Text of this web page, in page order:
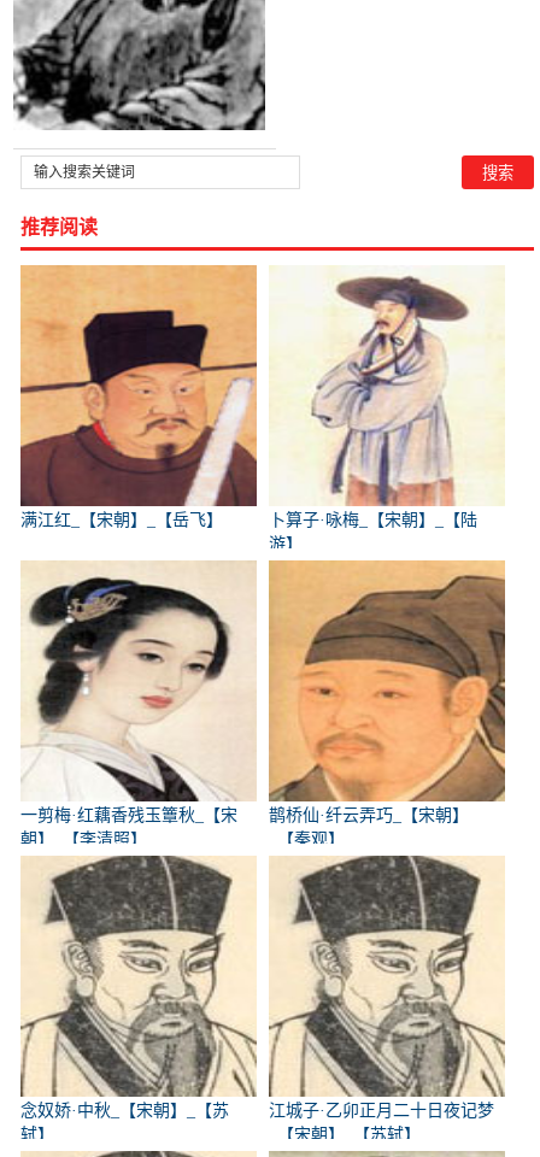
推荐阅读
满江红_【宋朝】_【岳飞】
卜算子·咏梅_【宋朝】_【陆
游】
一剪梅·红藕香残玉簟秋_【宋
朝】_【李清照】
鹊桥仙·纤云弄巧_【宋朝】
_【秦观】
念奴娇·中秋_【宋朝】_【苏
轼】
江城子·乙卯正月二十日夜记梦
_【宋朝】_【苏轼】